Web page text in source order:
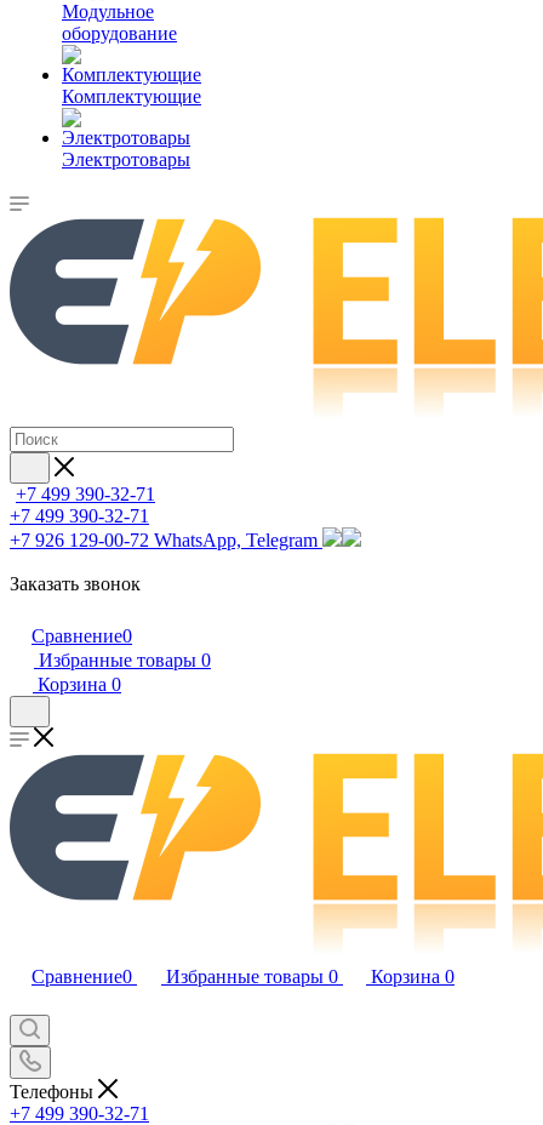
Модульное
оборудование
Комплектующие
Электротовары
+7 499 390-32-71
+7 499 390-32-71
+7 926 129-00-72 WhatsApp, Telegram
Заказать звонок
Сравнение0
Избранные товары 0
Корзина 0
Сравнение0 Избранные товары 0 Корзина 0
Телефоны
+7 499 390-32-71